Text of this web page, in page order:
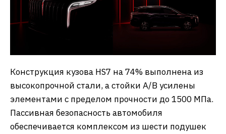
Конструкция кузова HS7 на 74% выполнена из
высокопрочной стали, а стойки A/B усилены
элементами с пределом прочности до 1500 МПа.
Пассивная безопасность автомобиля
обеспечивается комплексом из шести подушек